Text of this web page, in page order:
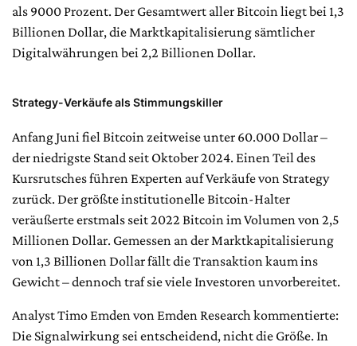
als 9000 Prozent. Der Gesamtwert aller Bitcoin liegt bei 1,3
Billionen Dollar, die Marktkapitalisierung sämtlicher
Digitalwährungen bei 2,2 Billionen Dollar.
Strategy-Verkäufe als Stimmungskiller
Anfang Juni fiel Bitcoin zeitweise unter 60.000 Dollar –
der niedrigste Stand seit Oktober 2024. Einen Teil des
Kursrutsches führen Experten auf Verkäufe von Strategy
zurück. Der größte institutionelle Bitcoin-Halter
veräußerte erstmals seit 2022 Bitcoin im Volumen von 2,5
Millionen Dollar. Gemessen an der Marktkapitalisierung
von 1,3 Billionen Dollar fällt die Transaktion kaum ins
Gewicht – dennoch traf sie viele Investoren unvorbereitet.
Analyst Timo Emden von Emden Research kommentierte:
Die Signalwirkung sei entscheidend, nicht die Größe. In